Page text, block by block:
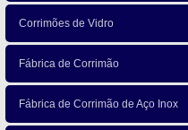
Corrimões de Vidro
Fábrica de Corrimão
Fábrica de Corrimão de Aço Inox